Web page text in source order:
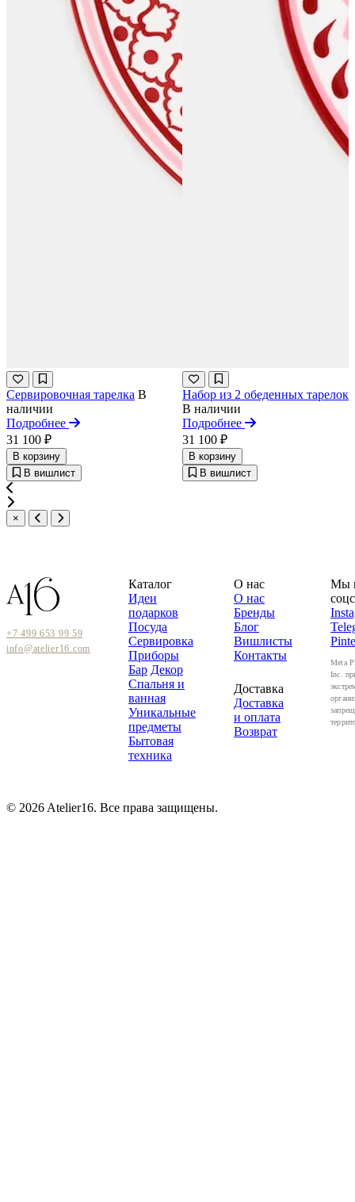
Сервировочная тарелка В
наличии
Подробнее
31 100 ₽
В корзину
В вишлист
Набор из 2 обеденных тарелок
В наличии
Подробнее
31 100 ₽
В корзину
В вишлист
×
+7 499 653 99 59
info@atelier16.com
Каталог
Идеи
подарков
Посуда
Сервировка
Приборы
Бар Декор
Спальня и
ванная
Уникальные
предметы
Бытовая
техника
О нас
О нас
Бренды
Блог
Вишлисты
Контакты
Доставка
Доставка
и оплата
Возврат
Мы
Meta
Inc.
© 2026 Atelier16. Все права защищены.